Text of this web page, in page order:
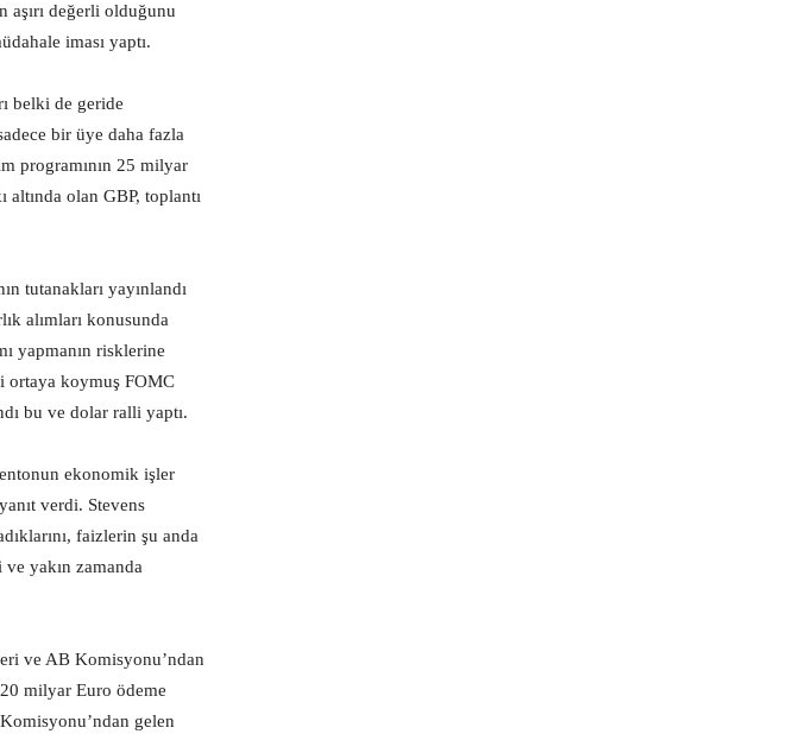
aşırı değerli olduğunu
iması yaptı.
belki de geride
bir üye daha fazla
programının 25 milyar
altında olan GBP, toplantı
tutanakları yayınlandı
alımları konusunda
yapmanın risklerine
ortaya koymuş FOMC
bu ve dolar ralli yaptı.
ekonomik işler
verdi. Stevens
faizlerin şu anda
yakın zamanda
ve AB Komisyonu’ndan
milyar Euro ödeme
gelen